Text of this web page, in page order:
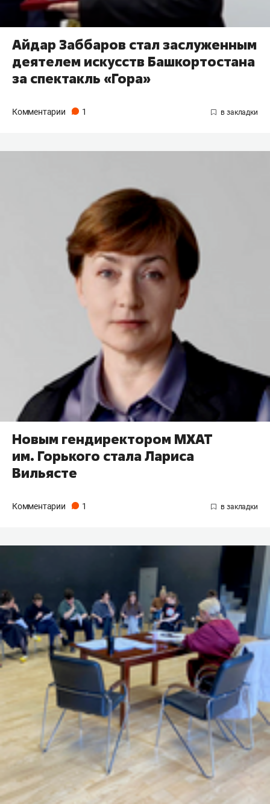
Айдар Заббаров стал заслуженным
деятелем искусств Башкортостана
за спектакль «Гора»
Комментарии 1
Новым гендиректором МХАТ
им. Горького стала Лариса
Вильясте
Комментарии 1